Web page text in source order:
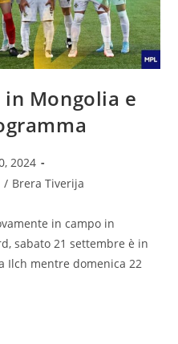
Mongolia e
2024
/ Brera Tiverija
in campo in
sabato 21 settembre è in
Ilch mentre domenica 22